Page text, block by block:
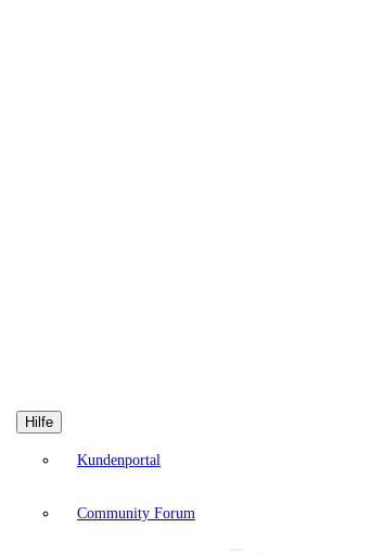
Hilfe
Kundenportal
Community Forum